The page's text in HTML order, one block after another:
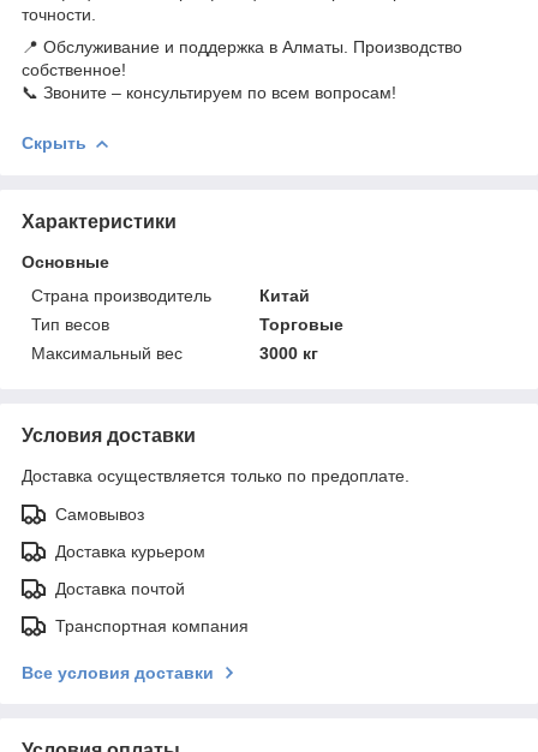
точности.
📍 Обслуживание и поддержка в Алматы. Производство
собственное!
📞 Звоните – консультируем по всем вопросам!
Скрыть
Характеристики
Основные
Страна производитель
Китай
Тип весов
Торговые
Максимальный вес
3000 кг
Условия доставки
Доставка осуществляется только по предоплате.
Самовывоз
Доставка курьером
Доставка почтой
Транспортная компания
Все условия доставки